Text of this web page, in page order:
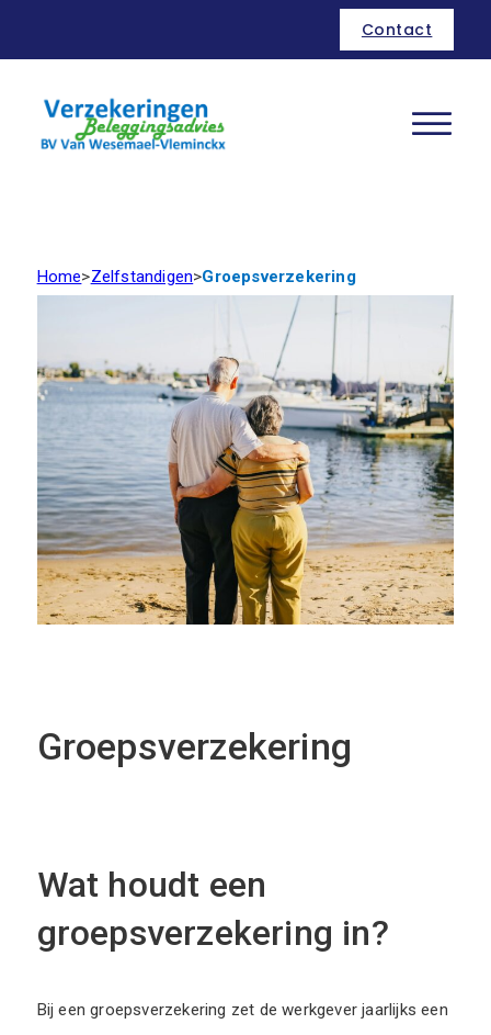
Contact
Home>Zelfstandigen>Groepsverzekering
Groepsverzekering
Wat houdt een
groepsverzekering in?
Bij een groepsverzekering zet de werkgever jaarlijks een